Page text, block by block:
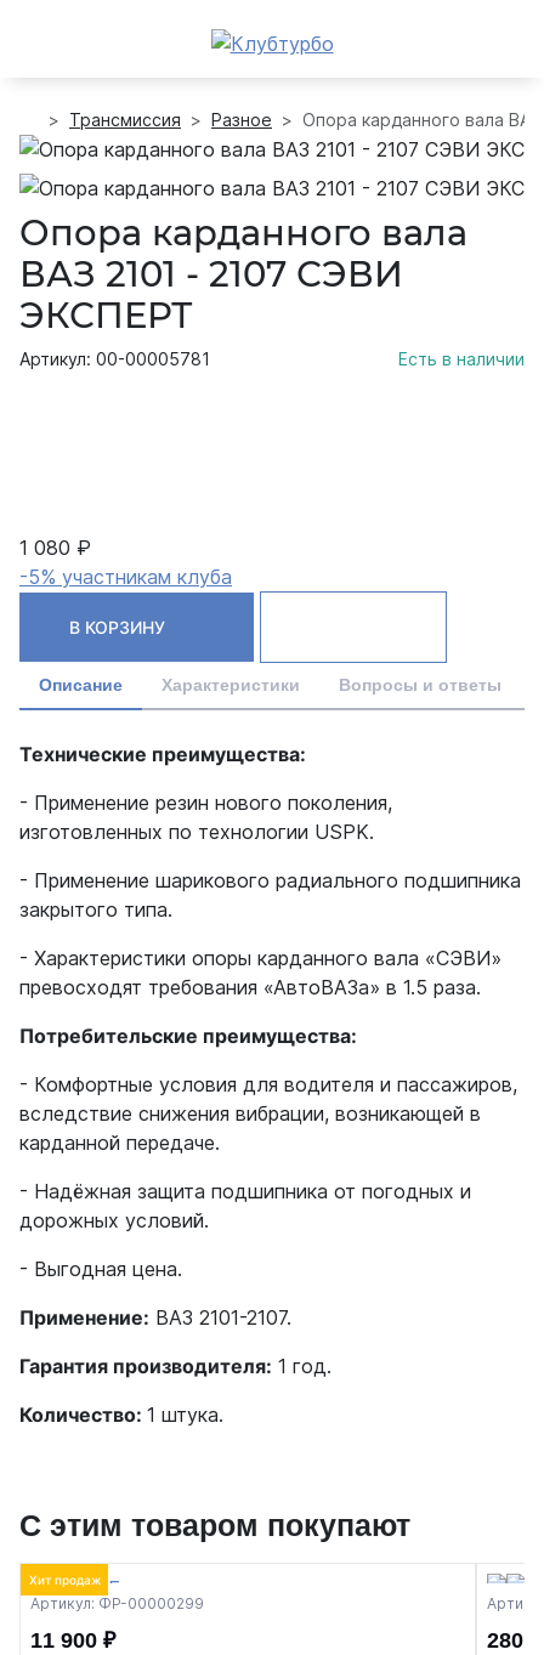
Трансмиссия Разное Опора карданного вала
Опора карданного вала
ВАЗ 2101 - 2107 СЭВИ
ЭКСПЕРТ
Артикул: 00-00005781 Есть в наличии
1 080 ₽
-5% участникам клуба
В КОРЗИНУ
Описание Характеристики Вопросы и ответы
Технические преимущества:
- Применение резин нового поколения,
изготовленных по технологии USPK.
- Применение шарикового радиального подшипника
закрытого типа.
- Характеристики опоры карданного вала «СЭВИ»
превосходят требования «АвтоВАЗа» в 1.5 раза.
Потребительские преимущества:
- Комфортные условия для водителя и пассажиров,
вследствие снижения вибрации, возникающей в
карданной передаче.
- Надёжная защита подшипника от погодных и
дорожных условий.
- Выгодная цена.
Применение: ВАЗ 2101-2107.
Гарантия производителя: 1 год.
Количество: 1 штука.
С этим товаром покупают
Хит продаж
Артикул: ФР-00000299
11 900 ₽ 280 ₽